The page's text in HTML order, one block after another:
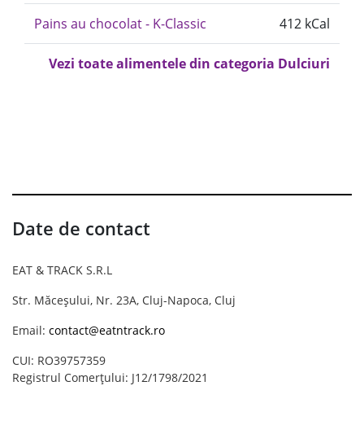
Pains au chocolat - K-Classic 412 kCal
Vezi toate alimentele din categoria Dulciuri
Date de contact
EAT & TRACK S.R.L
Str. Măceșului, Nr. 23A, Cluj-Napoca, Cluj
Email: contact@eatntrack.ro
CUI: RO39757359
Registrul Comerțului: J12/1798/2021